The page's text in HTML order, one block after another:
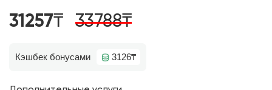
31257₸ 33788₸
Кэшбек бонусами 3126₸